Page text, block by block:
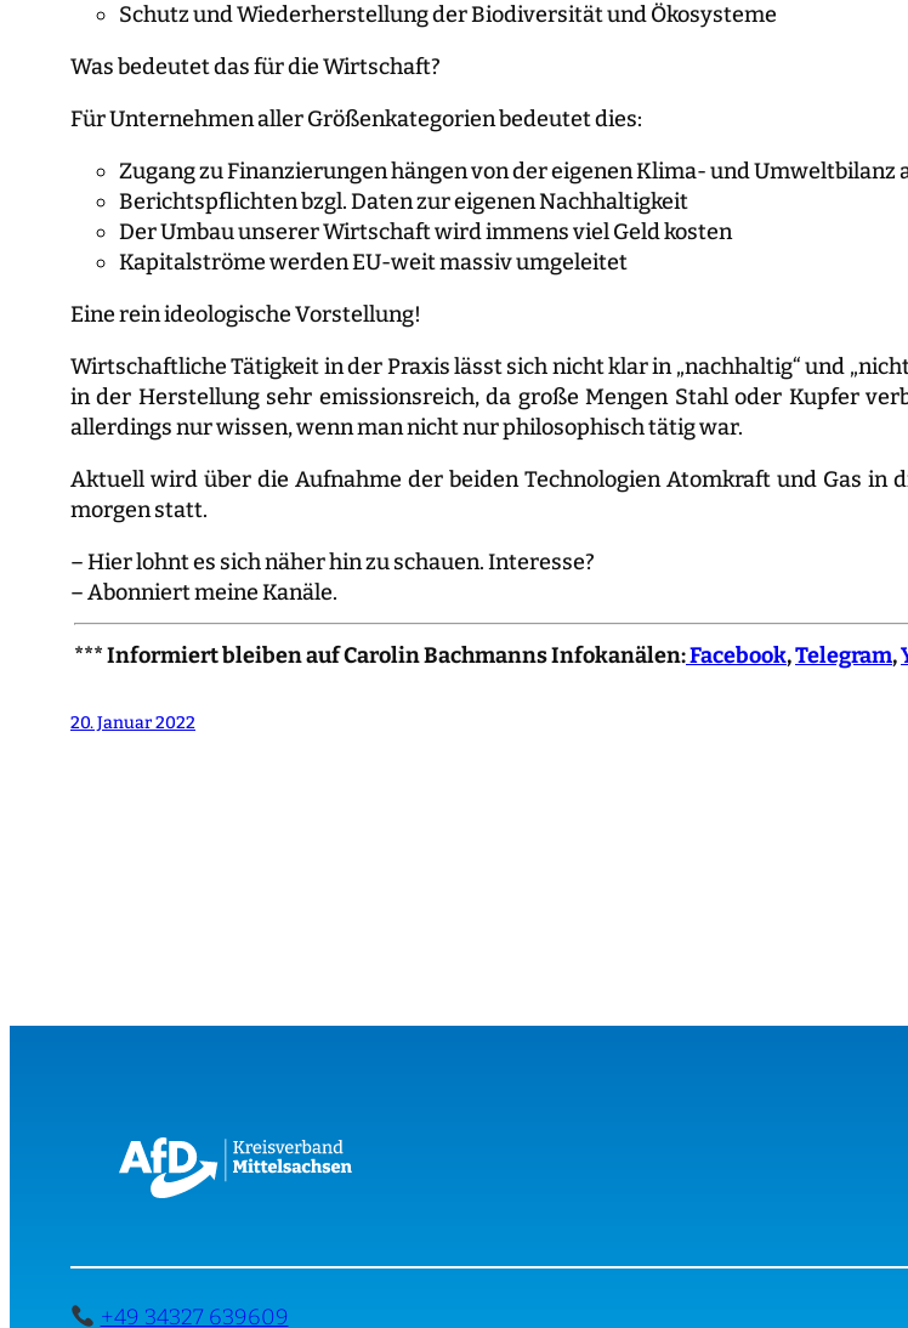
Schutz und Wiederherstellung der Biodiversität und Ökosysteme
Was bedeutet das für die Wirtschaft?
Für Unternehmen aller Größenkategorien bedeutet dies:
Zugang zu Finanzierungen hängen von der eigenen Klima- und Umweltbilanz
Berichtspflichten bzgl. Daten zur eigenen Nachhaltigkeit
Der Umbau unserer Wirtschaft wird immens viel Geld kosten
Kapitalströme werden EU-weit massiv umgeleitet
Eine rein ideologische Vorstellung!
Wirtschaftliche Tätigkeit in der Praxis lässt sich nicht klar in „nachhaltig“ und
in der Herstellung sehr emissionsreich, da große Mengen Stahl oder Kupfer
allerdings nur wissen, wenn man nicht nur philosophisch tätig war.
Aktuell wird über die Aufnahme der beiden Technologien Atomkraft und Gas in
morgen statt.
– Hier lohnt es sich näher hin zu schauen. Interesse?
– Abonniert meine Kanäle.
*** Informiert bleiben auf Carolin Bachmanns Infokanälen:Facebook,Telegram,
20. Januar 2022
+49 34327 639609